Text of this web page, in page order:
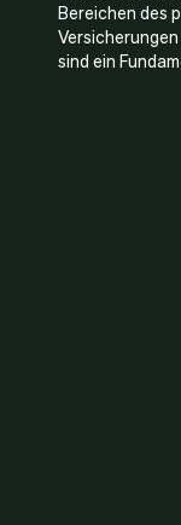
Bereichen des
sind ein